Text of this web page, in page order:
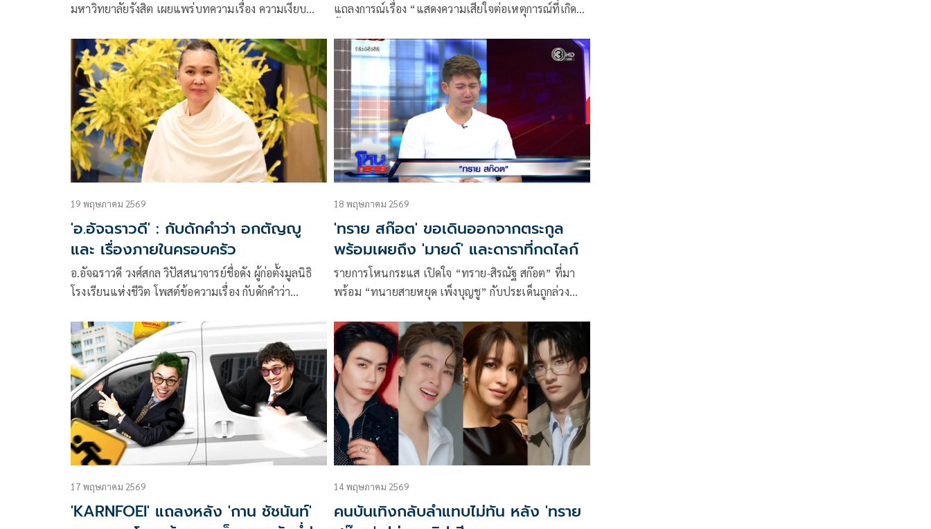
มหาวิทยาลัยรังสิต เผยแพร่บทความเรื่อง ความเงียบ
เนื้อหาดังนี้
แถลงการณ์เรื่อง “แสดงความเสียใจต่อเหตุการณ์ที่เกิด
แบบ” โดยระบุว่า กลุ่มบริษัทบุญรอดฯ รับทราบถึงข้อเท็จ
จริงที่เกิดขึ้นเกี่ยวกับคุณสุนิษฐ์ สก๊อต (คุณพาย) และขอ
แสดงความเสียใจอย่าง
19 พฤษภาคม 2569
'อ.อัจฉราวดี' : กับดักคำว่า อกตัญญู
และ เรื่องภายในครอบครัว
อ.อัจฉราวดี วงศ์สกล วิปัสสนาจารย์ชื่อดัง ผู้ก่อตั้งมูลนิธิ
โรงเรียนแห่งชีวิต โพสต์ข้อความเรื่อง กับดักคำว่า
18 พฤษภาคม 2569
'ทราย สก๊อต' ขอเดินออกจากตระกูล
พร้อมเผยถึง 'มายด์' และดาราที่กดไลก์
รายการโหนกระแส เปิดใจ “ทราย-สิรณัฐ สก๊อต” ที่มา
พร้อม “ทนายสายหยุด เพ็งบุญชู” กับประเด็นถูกล่วง
โดย “หนุ่ม-กรรชัย กำเนิดพลอย” ออกตัวว่า เรื่องราววัน
นี้ที่นำเสนอเป็นเรื่องละเอียดอ่อน เป็นความรุนแรงใน
ครอบครัว
17 พฤษภาคม 2569
'KARNFOEI' แถลงหลัง 'กาน ชัชนันท์'
14 พฤษภาคม 2569
คนบันเทิงกลับลำแทบไม่ทัน หลัง 'ทราย